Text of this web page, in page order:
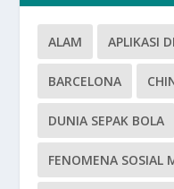
ALAM APLIKASI
BARCELONA
DUNIA SEPAK BOLA
FENOMENA SOSIAL